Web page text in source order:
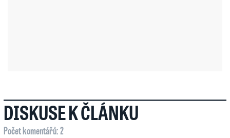
DISKUSE K ČLÁNKU
Počet komentářů: 2